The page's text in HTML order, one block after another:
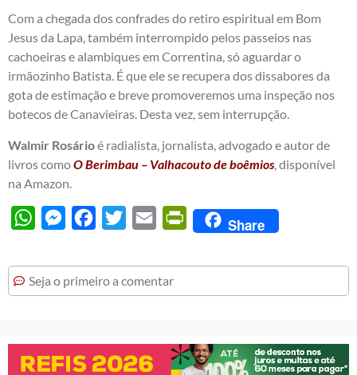
Com a chegada dos confrades do retiro espiritual em Bom
Jesus da Lapa, também interrompido pelos passeios nas
cachoeiras e alambiques em Correntina, só aguardar o
irmãozinho Batista. É que ele se recupera dos dissabores da
gota de estimação e breve promoveremos uma inspeção nos
botecos de Canavieiras. Desta vez, sem interrupção.
Walmir Rosárioé radialista, jornalista, advogado e autor de
livros comoO Berimbau – Valhacouto de boêmios, disponível
na Amazon.
WhatsAppMessengerFacebook
Twitter Email PrintFriendly
Share
Seja o primeiro a comentar